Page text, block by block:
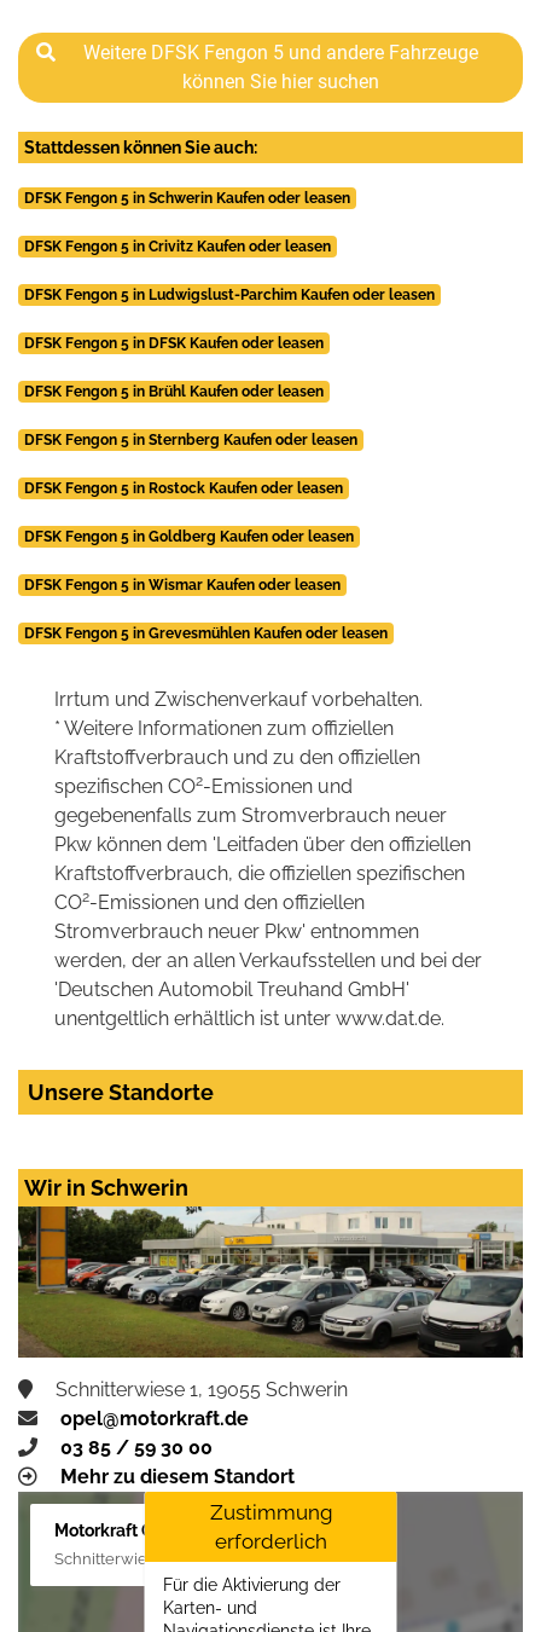
Weitere DFSK Fengon 5 und andere Fahrzeuge
können Sie hier suchen
Stattdessen können Sie auch:
DFSK Fengon 5 in Schwerin Kaufen oder leasen
DFSK Fengon 5 in Crivitz Kaufen oder leasen
DFSK Fengon 5 in Ludwigslust-Parchim Kaufen oder leasen
DFSK Fengon 5 in DFSK Kaufen oder leasen
DFSK Fengon 5 in Brühl Kaufen oder leasen
DFSK Fengon 5 in Sternberg Kaufen oder leasen
DFSK Fengon 5 in Rostock Kaufen oder leasen
DFSK Fengon 5 in Goldberg Kaufen oder leasen
DFSK Fengon 5 in Wismar Kaufen oder leasen
DFSK Fengon 5 in Grevesmühlen Kaufen oder leasen
Irrtum und Zwischenverkauf vorbehalten.
* Weitere Informationen zum offiziellen
Kraftstoffverbrauch und zu den offiziellen
spezifischen CO2-Emissionen und
gegebenenfalls zum Stromverbrauch neuer
Pkw können dem 'Leitfaden über den offiziellen
Kraftstoffverbrauch, die offiziellen spezifischen
CO2-Emissionen und den offiziellen
Stromverbrauch neuer Pkw' entnommen
werden, der an allen Verkaufsstellen und bei der
'Deutschen Automobil Treuhand GmbH'
unentgeltlich erhältlich ist unter www.dat.de.
Unsere Standorte
Wir in Schwerin
Schnitterwiese 1, 19055 Schwerin
opel@motorkraft.de
03 85 / 59 30 00
Mehr zu diesem Standort
Motorkraft GmbH
Schnitterwiese 1, 19055 Schwerin
Zustimmung
erforderlich
Für die Aktivierung der
Karten- und